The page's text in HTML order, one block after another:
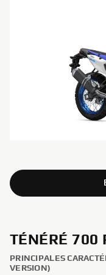
TÉNÉRÉ 700
PRINCIPALES
VERSION)